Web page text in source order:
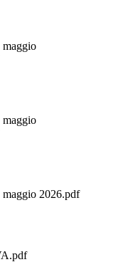
maggio
maggio
2026.pdf